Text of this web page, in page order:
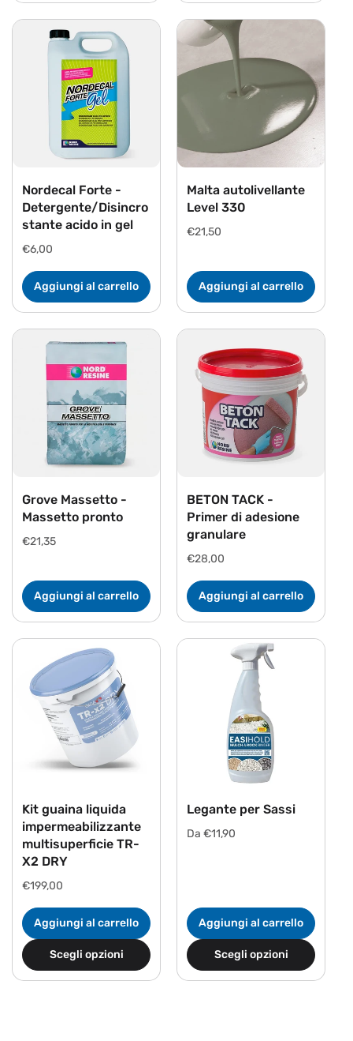
Nordecal Forte -
Detergente/Disincro
stante acido in gel
Prezzo
listino
€6,00
Aggiungi al carrello
Malta autolivellante
Level 330
Prezzo
€21,50
Aggiungi al carrello
Grove Massetto -
Massetto pronto
Prezzo
€21,35
Aggiungi al carrello
BETON TACK -
Primer di adesione
granulare
Prezzo
listino
€28,00
Aggiungi al carrello
Kit guaina liquida
impermeabilizzante
multisuperficie TR-
X2 DRY
Prezzo
listino
€199,00
Aggiungi al carrello
Scegli opzioni
Legante per Sassi
Prezzo
Da €11,90
Aggiungi al carrello
Scegli opzioni